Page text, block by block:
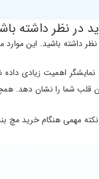
در نظر داشته
داشته باشید. این موارد
اهمیت زیادی داده
قلب شما را نشان دهد.
مهمی هنگام خرید مچ